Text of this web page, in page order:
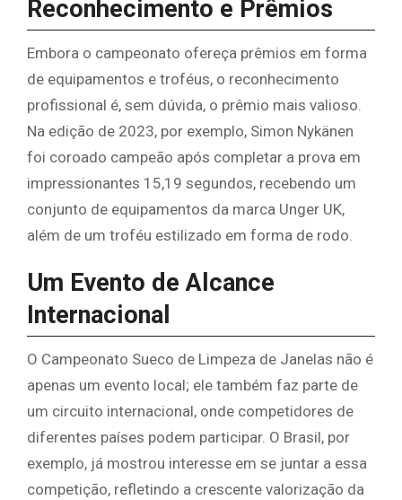
Reconhecimento e Prêmios
Embora o campeonato ofereça prêmios em forma
de equipamentos e troféus, o reconhecimento
profissional é, sem dúvida, o prêmio mais valioso.
Na edição de 2023, por exemplo, Simon Nykänen
foi coroado campeão após completar a prova em
impressionantes 15,19 segundos, recebendo um
conjunto de equipamentos da marca Unger UK,
além de um troféu estilizado em forma de rodo.
Um Evento de Alcance
Internacional
O Campeonato Sueco de Limpeza de Janelas não é
apenas um evento local; ele também faz parte de
um circuito internacional, onde competidores de
diferentes países podem participar. O Brasil, por
exemplo, já mostrou interesse em se juntar a essa
competição, refletindo a crescente valorização da